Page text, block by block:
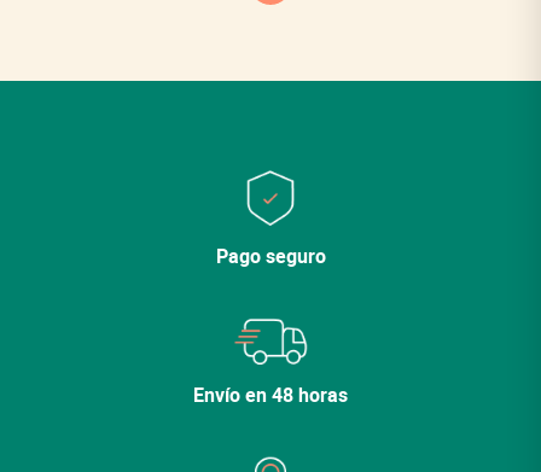
Lo sentimos, la variedad ya no está en el
Pago seguro
Envío en 48 horas